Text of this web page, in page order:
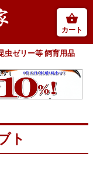
カート
虫ゼリー等 飼育用品
ト